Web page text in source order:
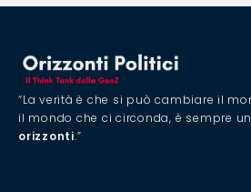
“La verità è che si può cambiare il
il mondo che ci circonda, è sempre
orizzonti.”